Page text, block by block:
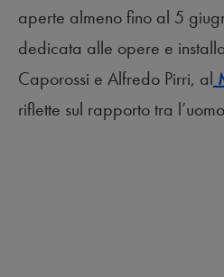
aperte almeno fino al 5
dedicata alle opere e
Caporossi e Alfredo Pirri, al
riflette sul rapporto tra